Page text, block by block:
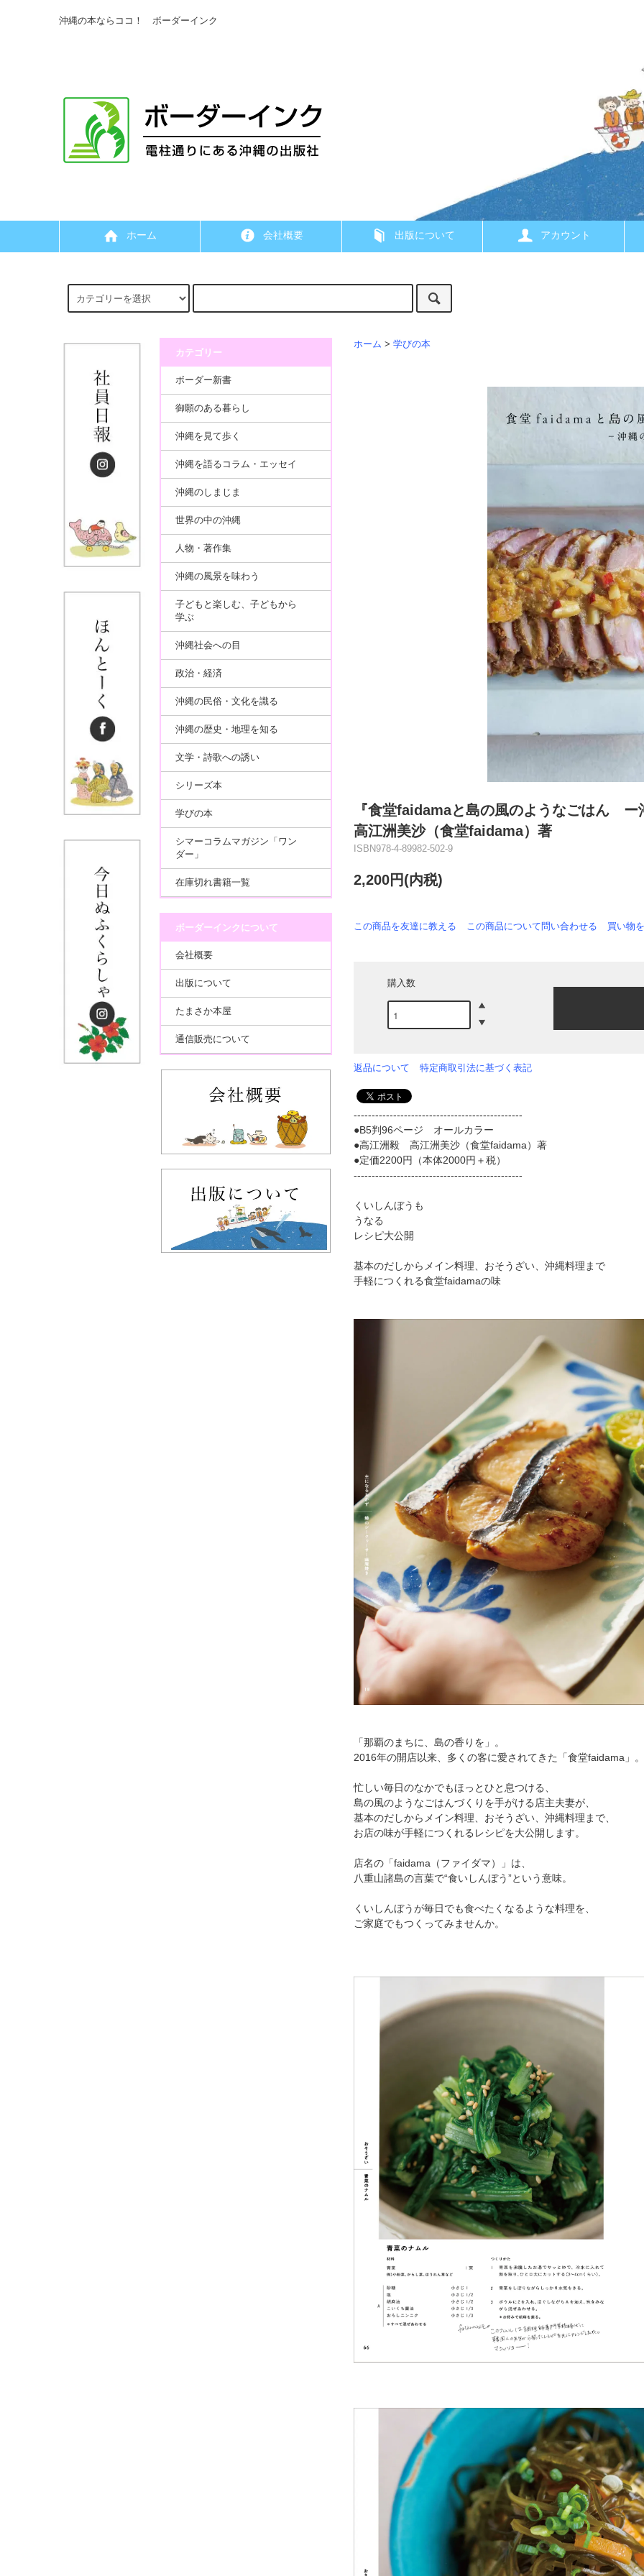
沖縄の本ならココ！ ボーダーインク
ホーム 会社概要 出版について アカウント
ホーム > 学びの本
『食堂faidamaと島の風のようなごはん
高江洲美沙（食堂faidama）著
ISBN978-4-89982-502-9
2,200円(内税)
この商品を友達に教える この商品について問い合わせる 買い物
購入数
返品について 特定商取引法に基づく表記
-----------------------------------------------
●B5判96ページ オールカラー
●高江洲毅 高江洲美沙（食堂faidama）著
●定価2200円（本体2000円＋税）
-----------------------------------------------
くいしんぼうも
うなる
レシピ大公開
基本のだしからメイン料理、おそうざい、沖縄料理まで
手軽につくれる食堂faidamaの味
「那覇のまちに、島の香りを」。
2016年の開店以来、多くの客に愛されてきた「食堂faidama」。
忙しい毎日のなかでもほっとひと息つける、
島の風のようなごはんづくりを手がける店主夫妻が、
基本のだしからメイン料理、おそうざい、沖縄料理まで、
お店の味が手軽につくれるレシピを大公開します。
店名の「faidama（ファイダマ）」は、
八重山諸島の言葉で“食いしんぼう”という意味。
くいしんぼうが毎日でも食べたくなるような料理を、
ご家庭でもつくってみませんか。
カテゴリー
ボーダー新書
御願のある暮らし
沖縄を見て歩く
沖縄を語るコラム・エッセイ
沖縄のしまじま
世界の中の沖縄
人物・著作集
沖縄の風景を味わう
子どもと楽しむ、子どもから
学ぶ
沖縄社会への目
政治・経済
沖縄の民俗・文化を識る
沖縄の歴史・地理を知る
文学・詩歌への誘い
シリーズ本
学びの本
シマーコラムマガジン「ワン
ダー」
在庫切れ書籍一覧
ボーダーインクについて
会社概要
出版について
たまさか本屋
通信販売について